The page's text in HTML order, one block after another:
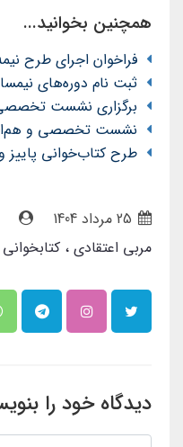
همچنین بخوانید...
فراخوان اجرای طرح
ثبت نام دوره‌های نیمسال
برگزاری نشست
نشست تخصصی و
طرح کتاب‌خوانی پاییز و
مربی اعتقادی کتابخوانی
دیدگاه خود را